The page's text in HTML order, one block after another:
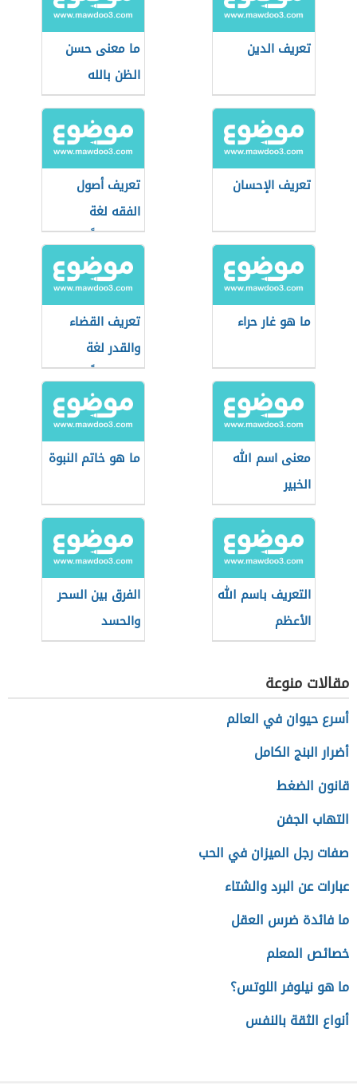
تعريف الدين
ما معنى حسن
الظن بالله
تعريف الإحسان
تعريف أصول
الفقه لغة
واصطلاحاً
ما هو غار حراء
تعريف القضاء
والقدر لغة
واصطلاحاً
معنى اسم الله
الخبير
ما هو خاتم النبوة
التعريف باسم الله
الأعظم
الفرق بين السحر
والحسد
مقالات منوعة
أسرع حيوان في العالم
أضرار البنج الكامل
قانون الضغط
التهاب الجفن
صفات رجل الميزان في الحب
عبارات عن البرد والشتاء
ما فائدة ضرس العقل
خصائص المعلم
ما هو نيلوفر اللوتس؟
أنواع الثقة بالنفس